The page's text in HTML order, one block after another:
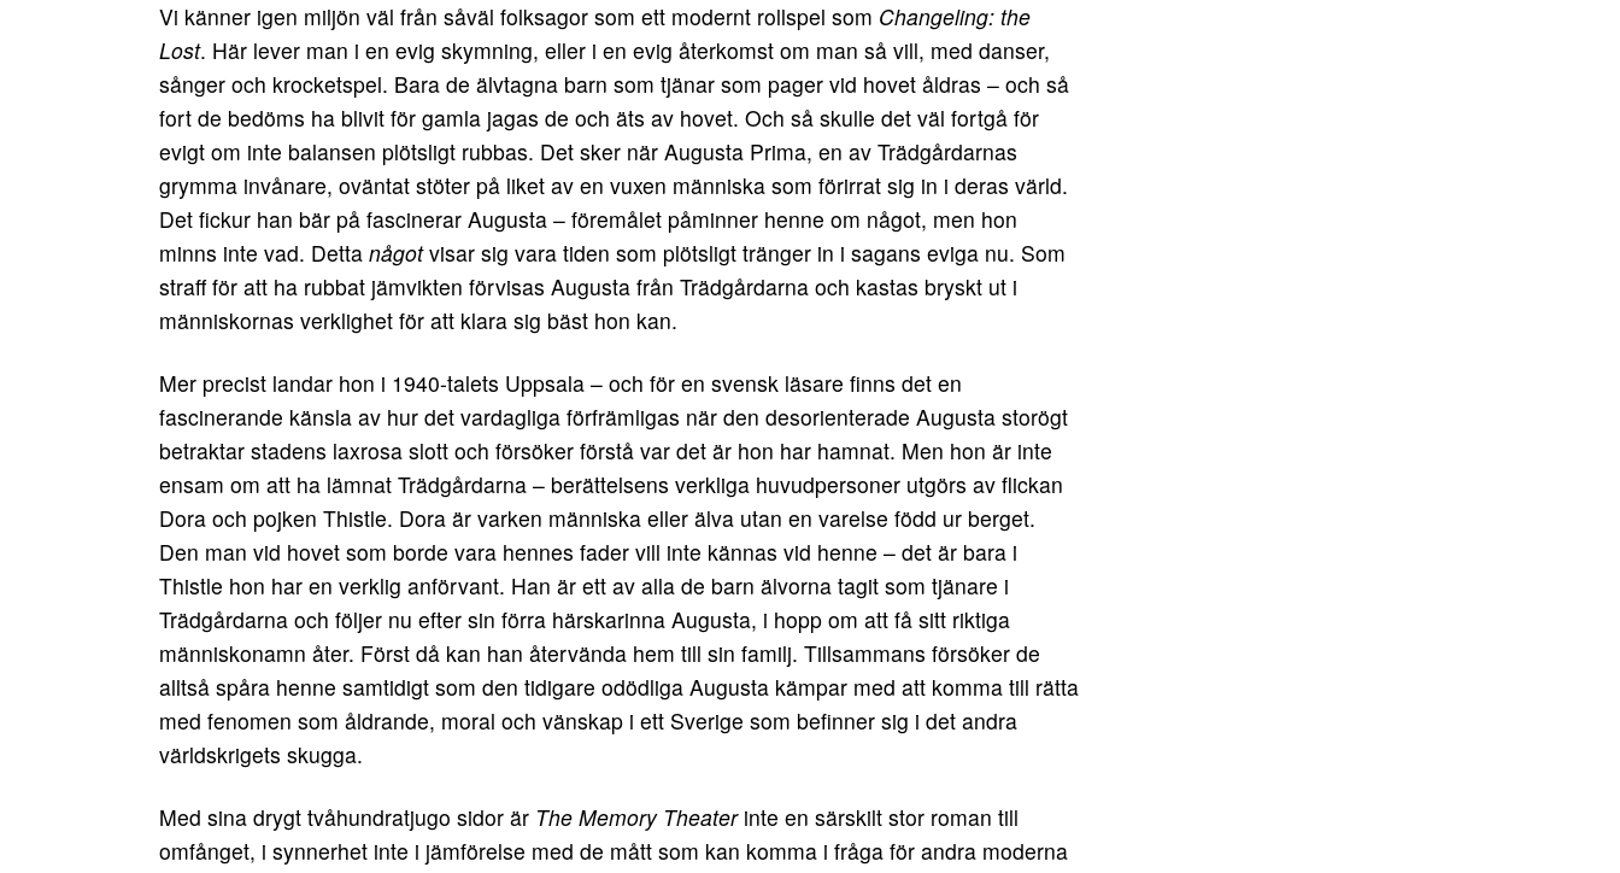
Vi känner igen miljön väl från såväl folksagor som ett modernt rollspel som Changeling: the
Lost. Här lever man i en evig skymning, eller i en evig återkomst om man så vill, med danser,
sånger och krocketspel. Bara de älvtagna barn som tjänar som pager vid hovet åldras – och så
fort de bedöms ha blivit för gamla jagas de och äts av hovet. Och så skulle det väl fortgå för
evigt om inte balansen plötsligt rubbas. Det sker när Augusta Prima, en av Trädgårdarnas
grymma invånare, oväntat stöter på liket av en vuxen människa som förirrat sig in i deras värld.
Det fickur han bär på fascinerar Augusta – föremålet påminner henne om något, men hon
minns inte vad. Detta någotvisar sig vara tiden som plötsligt tränger in i sagans eviga nu. Som
straff för att ha rubbat jämvikten förvisas Augusta från Trädgårdarna och kastas bryskt ut i
människornas verklighet för att klara sig bäst hon kan.
Mer precist landar hon i 1940-talets Uppsala – och för en svensk läsare finns det en
fascinerande känsla av hur det vardagliga förfrämligas när den desorienterade Augusta storögt
betraktar stadens laxrosa slott och försöker förstå var det är hon har hamnat. Men hon är inte
ensam om att ha lämnat Trädgårdarna – berättelsens verkliga huvudpersoner utgörs av flickan
Dora och pojken Thistle. Dora är varken människa eller älva utan en varelse född ur berget.
Den man vid hovet som borde vara hennes fader vill inte kännas vid henne – det är bara i
Thistle hon har en verklig anförvant. Han är ett av alla de barn älvorna tagit som tjänare i
Trädgårdarna och följer nu efter sin förra härskarinna Augusta, i hopp om att få sitt riktiga
människonamn åter. Först då kan han återvända hem till sin familj. Tillsammans försöker de
alltså spåra henne samtidigt som den tidigare odödliga Augusta kämpar med att komma till rätta
med fenomen som åldrande, moral och vänskap i ett Sverige som befinner sig i det andra
världskrigets skugga.
Med sina drygt tvåhundratjugo sidor är The Memory Theater inte en särskilt stor roman till
omfånget, i synnerhet inte i jämförelse med de mått som kan komma i fråga för andra moderna